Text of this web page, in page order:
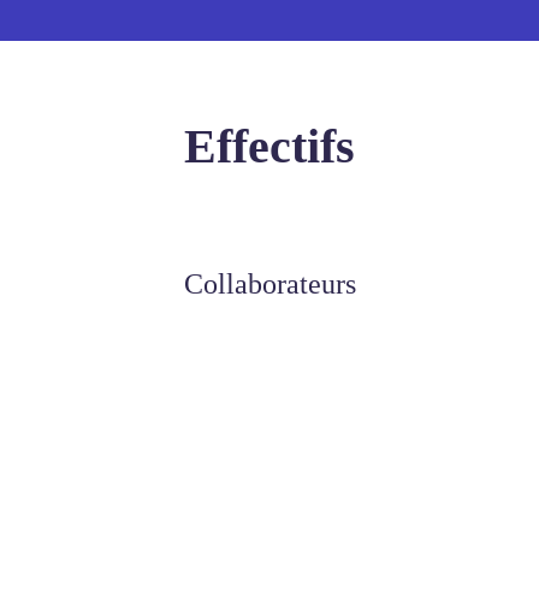
Effectifs
Collaborateurs